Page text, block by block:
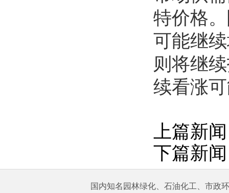
特价格
可能继
则将继
续看涨
上篇新
下篇新
国内知名园林绿化、石油化工、市政